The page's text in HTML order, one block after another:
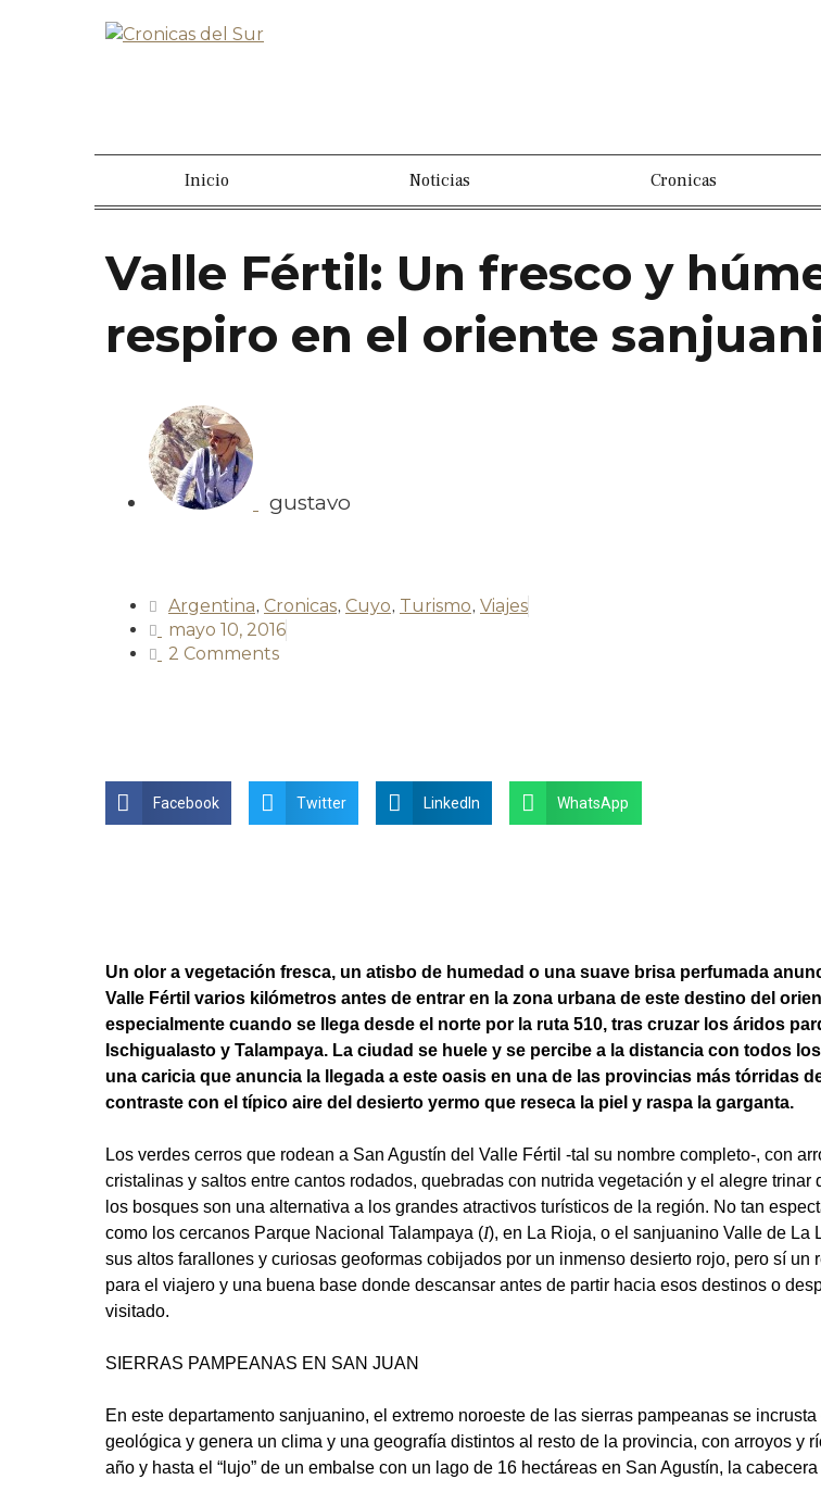
Inicio Noticias Cronicas
Valle Fértil: Un fresco y
respiro en el oriente
gustavo
Argentina, Cronicas, Cuyo, Turismo, Viajes
mayo 10, 2016
2 Comments
Facebook Twitter LinkedIn WhatsApp
Un olor a vegetación fresca, un atisbo de humedad o una suave brisa perfumada
Valle Fértil varios kilómetros antes de entrar en la zona urbana de este destino del
especialmente cuando se llega desde el norte por la ruta 510, tras cruzar los áridos
Ischigualasto y Talampaya. La ciudad se huele y se percibe a la distancia con todos
una caricia que anuncia la llegada a este oasis en una de las provincias más tórridas
contraste con el típico aire del desierto yermo que reseca la piel y raspa la garganta.
Los verdes cerros que rodean a San Agustín del Valle Fértil -tal su nombre completo-, con
cristalinas y saltos entre cantos rodados, quebradas con nutrida vegetación y el alegre trinar
los bosques son una alternativa a los grandes atractivos turísticos de la región. No tan
como los cercanos Parque Nacional Talampaya (I), en La Rioja, o el sanjuanino Valle de La
sus altos farallones y curiosas geoformas cobijados por un inmenso desierto rojo, pero sí un
para el viajero y una buena base donde descansar antes de partir hacia esos destinos o
visitado.
SIERRAS PAMPEANAS EN SAN JUAN
En este departamento sanjuanino, el extremo noroeste de las sierras pampeanas se
geológica y genera un clima y una geografía distintos al resto de la provincia, con arroyos y
año y hasta el “lujo” de un embalse con un lago de 16 hectáreas en San Agustín, la